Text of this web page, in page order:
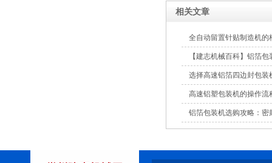
相关文章
全自动留置针贴制造机的
【建志机械百科】铝箔
选择高速铝箔四边封包装
高速铝塑包装机的操作流
铝箔包装机选购攻略：